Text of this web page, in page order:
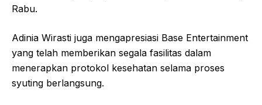
Rabu.
Adinia Wirasti juga mengapresiasi Base Entertainment
yang telah memberikan segala fasilitas dalam
menerapkan protokol kesehatan selama proses
syuting berlangsung.